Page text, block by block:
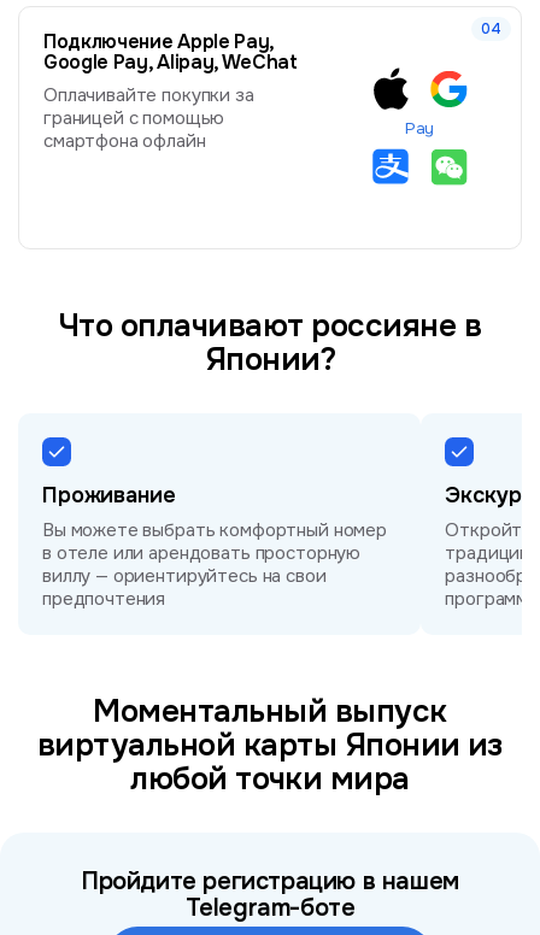
Подключение Apple Pay,
Google Pay, Alipay, WeChat
Оплачивайте покупки за
границей с помощью
смартфона офлайн
Pay
Что оплачивают россияне в
Японии?
Проживание
Вы можете выбрать комфортный номер
в отеле или арендовать просторную
виллу — ориентируйтесь на свои
предпочтения
Откройте
традиции
Моментальный выпуск
виртуальной карты Японии из
любой точки мира
Пройдите регистрацию в нашем
Telegram-боте